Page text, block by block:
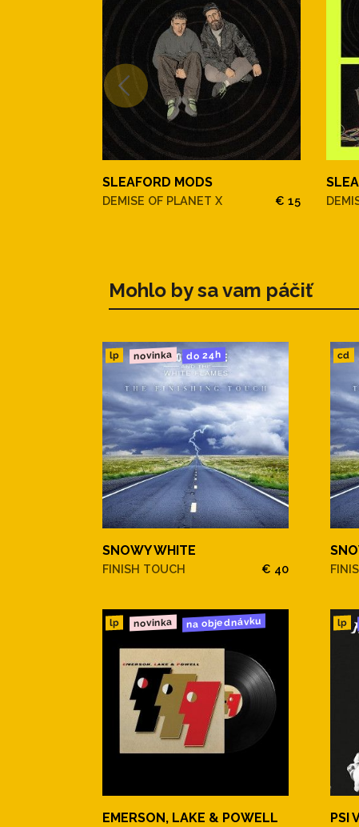
SLEAFORD MODS
DEMISE OF PLANET X € 15
Mohlo by sa vam páčiť
lp novinka do 24h
SNOWY WHITE
FINISH TOUCH € 40
cd
lp novinka na objednávku
EMERSON, LAKE & POWELL
lp
PSI